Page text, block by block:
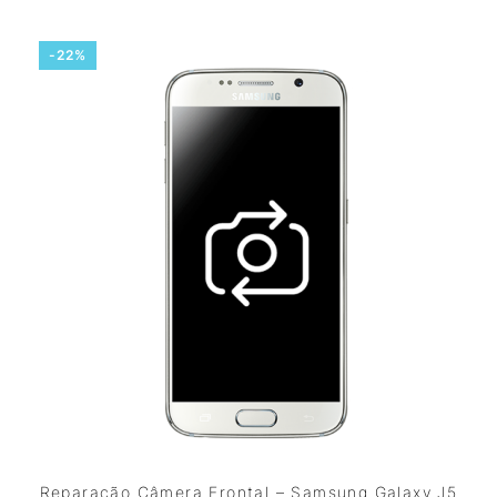
-22%
Reparação Câmera Frontal – Samsung Galaxy J5